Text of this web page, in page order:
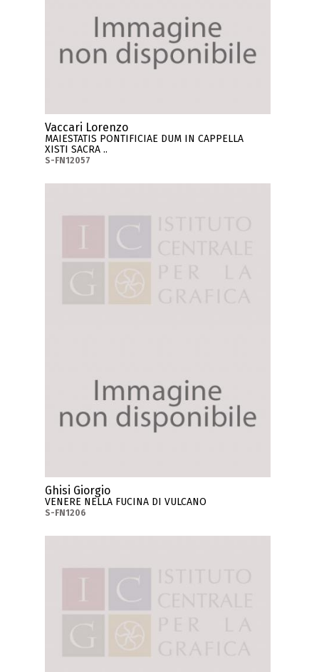
Vaccari Lorenzo
MAIESTATIS PONTIFICIAE DUM IN CAPPELLA
XISTI SACRA ..
S-FN12057
Ghisi Giorgio
VENERE NELLA FUCINA DI VULCANO
S-FN1206